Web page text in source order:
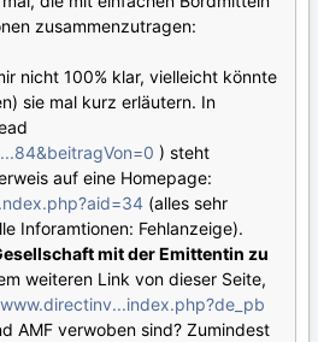
zusammenzutragen:
nicht 100% klar, vielleicht könnte
sie mal kurz erläutern. In
) steht
auf eine Homepage:
(alles sehr
Inforamtionen: Fehlanzeige).
mit der Emittentin zu
weiteren Link von dieser Seite,
AMF verwoben sind? Zumindest